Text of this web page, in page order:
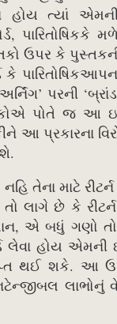
હોય ત્યાં
ઉપર કે
પરની
પોતે જ આ
આ
તેના માટે
લાગે છે કે
એ બધું ગણો
હોય એમની
થઈ શકે. આ
લાભોનું